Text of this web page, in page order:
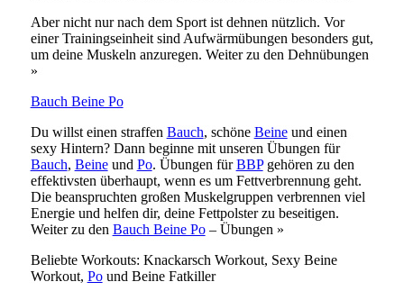
Aber nicht nur nach dem Sport ist dehnen nützlich. Vor
einer Trainingseinheit sind Aufwärmübungen besonders gut,
um deine Muskeln anzuregen. Weiter zu den Dehnübungen
»
Bauch Beine Po
Du willst einen straffen Bauch, schöne Beineund einen
sexy Hintern? Dann beginne mit unseren Übungen für
Bauch, Beineund Po. Übungen fürBBPgehören zu den
effektivsten überhaupt, wenn es um Fettverbrennung geht.
Die beanspruchten großen Muskelgruppen verbrennen viel
Energie und helfen dir, deine Fettpolster zu beseitigen.
Weiter zu den Bauch Beine Po– Übungen »
Beliebte Workouts: Knackarsch Workout, Sexy Beine
Workout, Pound Beine Fatkiller